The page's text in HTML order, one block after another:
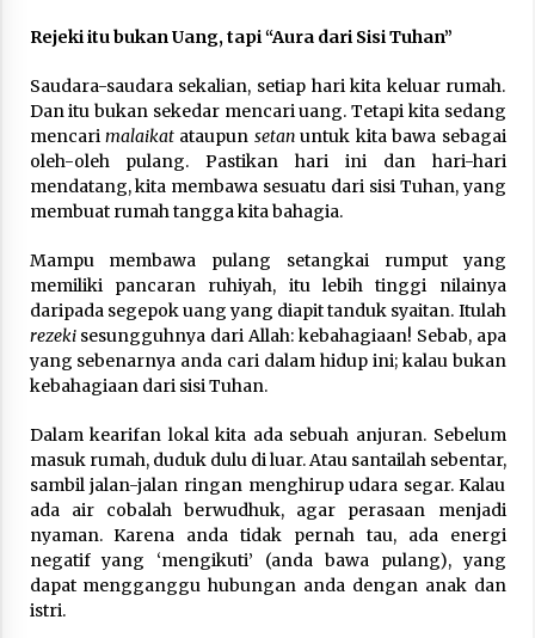
4 months ago
SELVi: Sebuah Model Motivasi dalam
Kepemimpinan Bisnis
4 months ago
Eksistensi Iran dalam Tiga Ayat: Memahami
Aliansi Yahudi dan Kristen dalam Dinamika
5 months ago
Rejeki itu bukan Uang, tapi “Aura dari Sisi Tuhan”
Saudara-saudara sekalian, setiap hari kita keluar rumah.
Dan itu bukan sekedar mencari uang. Tetapi kita sedang
mencari malaikatataupun setanuntuk kita bawa sebagai
oleh-oleh pulang. Pastikan hari ini dan hari-hari
mendatang, kita membawa sesuatu dari sisi Tuhan, yang
membuat rumah tangga kita bahagia.
Mampu membawa pulang setangkai rumput yang
memiliki pancaran ruhiyah, itu lebih tinggi nilainya
daripada segepok uang yang diapit tanduk syaitan. Itulah
rezekisesungguhnya dari Allah: kebahagiaan! Sebab, apa
yang sebenarnya anda cari dalam hidup ini; kalau bukan
kebahagiaan dari sisi Tuhan.
Dalam kearifan lokal kita ada sebuah anjuran. Sebelum
masuk rumah, duduk dulu di luar. Atau santailah sebentar,
sambil jalan-jalan ringan menghirup udara segar. Kalau
ada air cobalah berwudhuk, agar perasaan menjadi
nyaman. Karena anda tidak pernah tau, ada energi
negatif yang ‘mengikuti’ (anda bawa pulang), yang
dapat mengganggu hubungan anda dengan anak dan
istri.